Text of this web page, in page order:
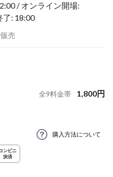
/ オンライン開場:
了: 18:00
売
全9料金帯 1,800円
購入方法について